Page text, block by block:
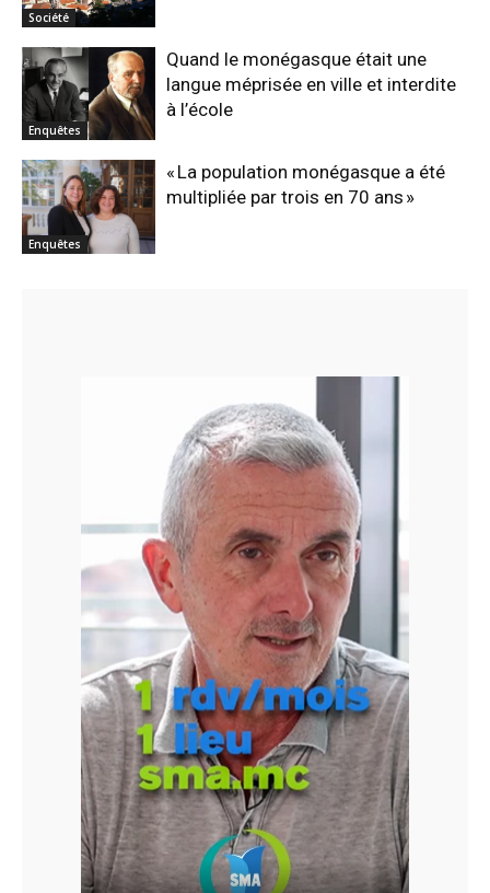
Société
Enquêtes
Quand le monégasque était une
langue méprisée en ville et interdite
à l’école
Enquêtes
« La population monégasque a été
multipliée par trois en 70 ans »